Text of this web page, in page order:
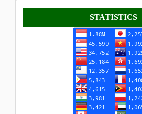
Statistik STATISTICS